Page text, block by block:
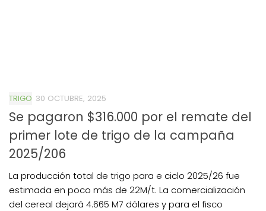
TRIGO 30 OCTUBRE, 2025
Se pagaron $316.000 por el remate del
primer lote de trigo de la campaña
2025/206
La producción total de trigo para e ciclo 2025/26 fue
estimada en poco más de 22M/t. La comercialización
del cereal dejará 4.665 M7 dólares y para el fisco